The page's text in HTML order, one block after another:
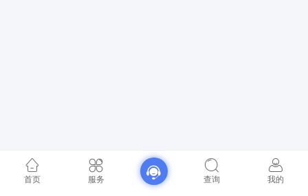
首页 服务 查询 我的